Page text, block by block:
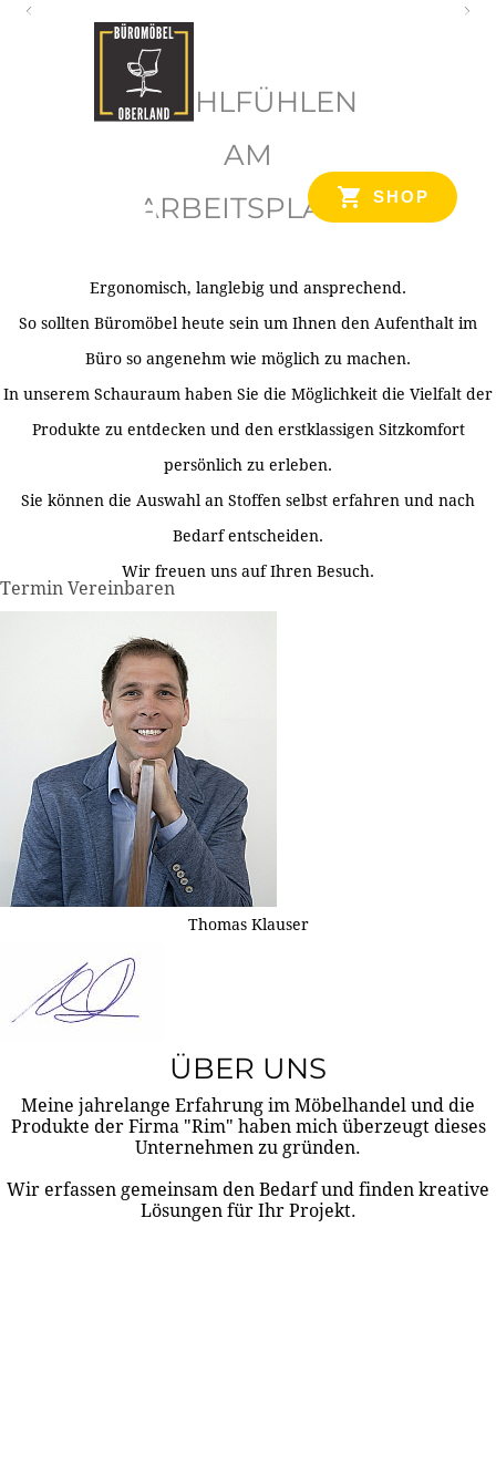
SHOP
WOHLFÜHLEN
AM
ARBEITSPLATZ
Ergonomisch, langlebig und ansprechend.
So sollten Büromöbel heute sein um Ihnen den Aufenthalt im
Büro so angenehm wie möglich zu machen.
In unserem Schauraum haben Sie die Möglichkeit die Vielfalt der
Produkte zu entdecken und den erstklassigen Sitzkomfort
persönlich zu erleben.
Sie können die Auswahl an Stoffen selbst erfahren und nach
Bedarf entscheiden.
Wir freuen uns auf Ihren Besuch.
Termin Vereinbaren
Thomas Klauser
ÜBER UNS
Meine jahrelange Erfahrung im Möbelhandel und die
Produkte der Firma "Rim" haben mich überzeugt dieses
Unternehmen zu gründen.
Wir erfassen gemeinsam den Bedarf und finden kreative
Lösungen für Ihr Projekt.